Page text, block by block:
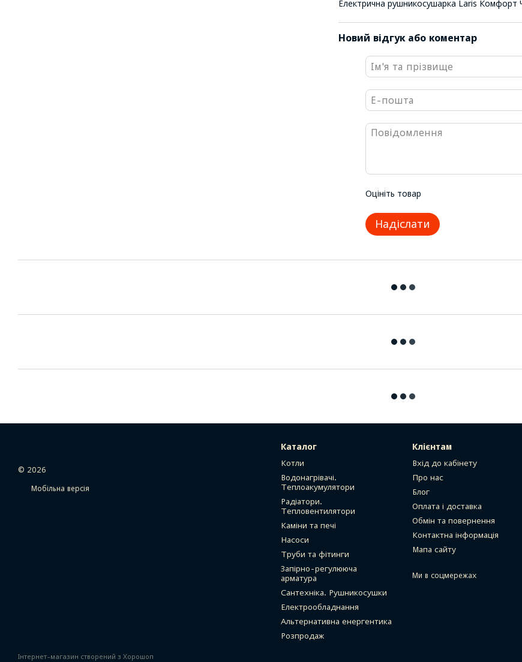
Електрична рушникосушарка Laris
Новий відгук або коментар
Оцініть товар
Надіслати
© 2026
Мобільна версія
Інтернет-магазин створений з Хорошоп
Каталог
Котли
Водонагрівачі.
Теплоакумулятори
Радіатори.
Тепловентилятори
Каміни та печі
Насоси
Труби та фітинги
Запірно-регулююча
арматура
Сантехніка. Рушникосушки
Електрообладнання
Альтернативна енергентика
Розпродаж
Клієнтам
Вхід до кабінету
Про нас
Блог
Оплата і доставка
Обмін та повернення
Контактна інформація
Мапа сайту
Ми в соцмережах